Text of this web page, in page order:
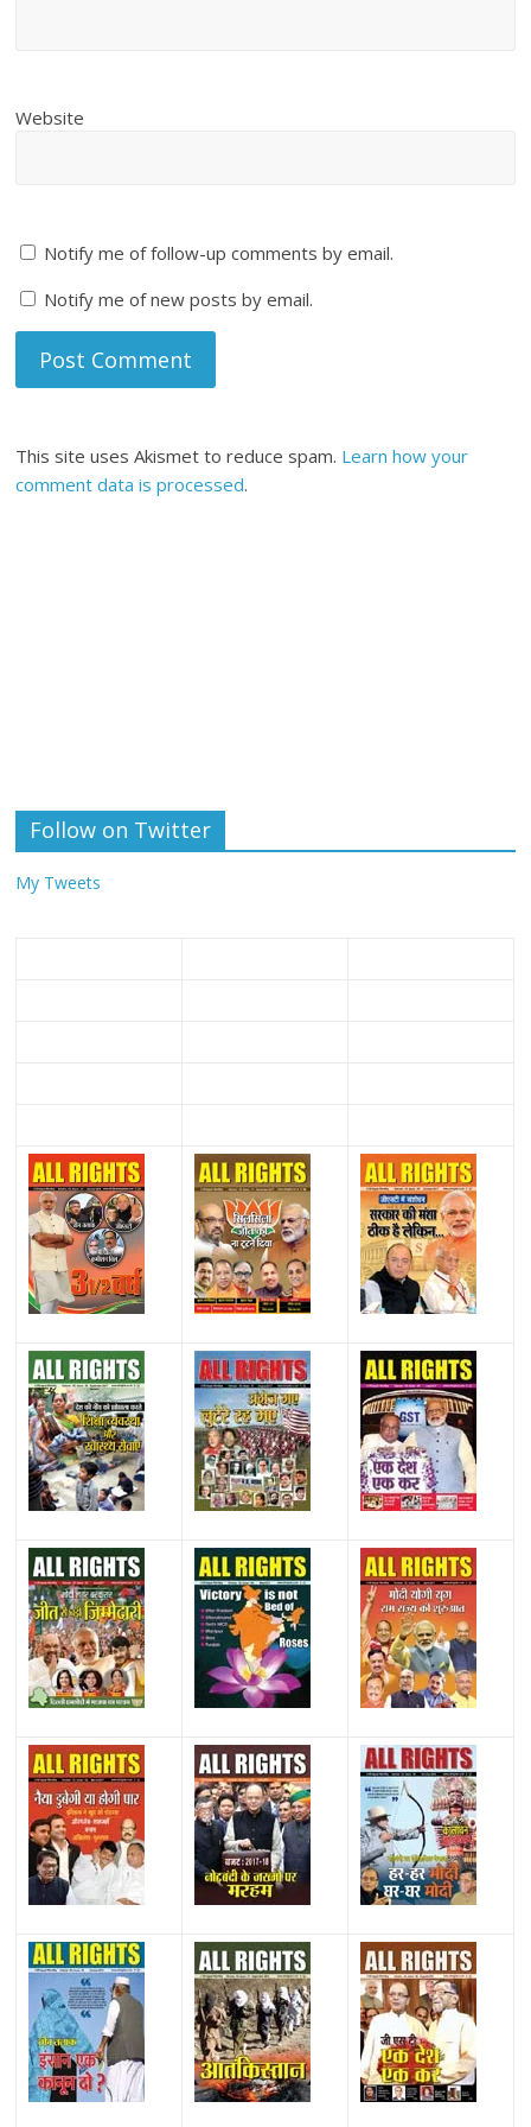
Website
Notify me of follow-up comments by email.
Notify me of new posts by email.
This site uses Akismet to reduce spam. Learn how your
comment data is processed.
Follow on Twitter
My Tweets